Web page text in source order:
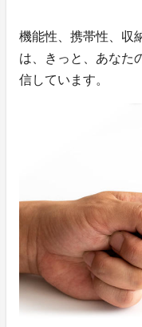
機能性、携帯性、収
は、きっと、あなた
信しています。